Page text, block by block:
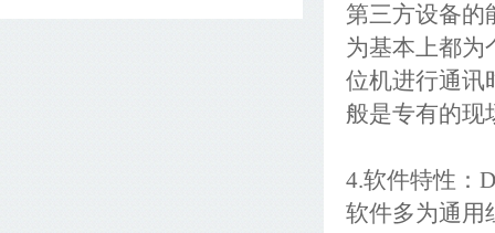
第三方设备的
为基本上都为
位机进行通讯
般是专有的现
4.软件特性：
软件多为通用